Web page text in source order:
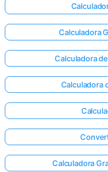
Calculadora
Calculadora
Calculadora
Calculadora